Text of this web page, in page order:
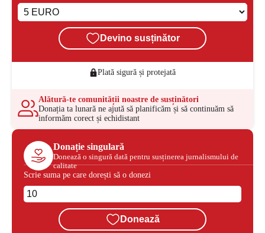
Devino susținător
Plată sigură și protejată
Alătură-te comunității noastre de susținători
Donația ta lunară ne ajută să planificăm și să continuăm să
informăm corect și echidistant
Donație singulară
Donează o singură dată pentru susținerea jurnalismului de
calitate
Scrie suma pe care dorești să o donezi
Donează